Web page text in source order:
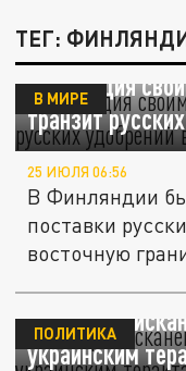
ТЕГ:
Финляндия
транзит
В МИРЕ
25 ИЮЛЯ 06:56
В Финляндии
поставки
восточную
Военкор
украинским
ПОЛИТИКА